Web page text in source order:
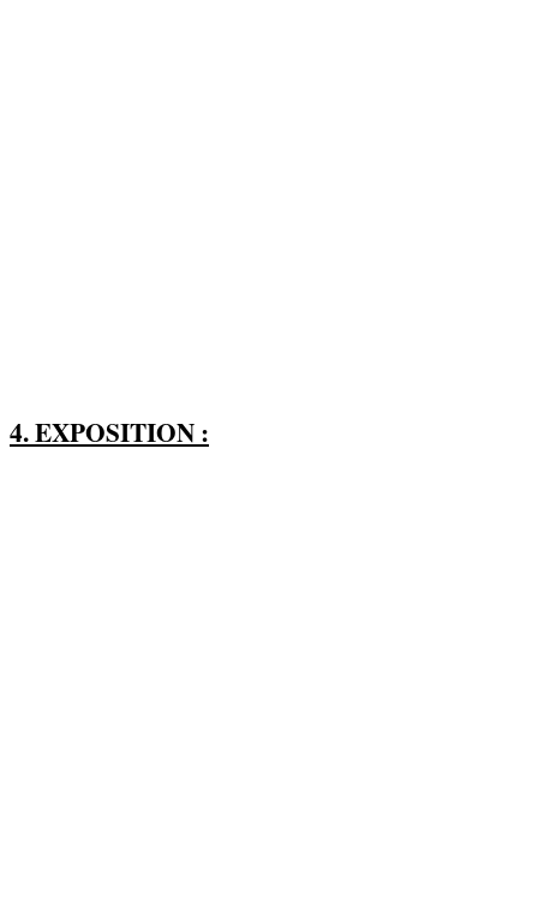
4. EXPOSITION :